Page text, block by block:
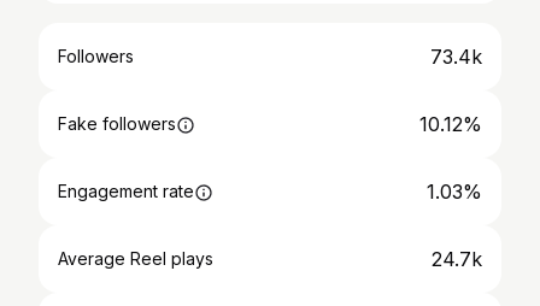
Followers 73.4k
Fake followers 10.12%
Engagement rate 1.03%
Average Reel plays 24.7k